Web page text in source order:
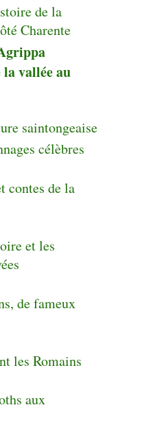
de la
Charente
vallée au
saintongeaise
célèbres
contes de la
et les
de fameux
les Romains
aux